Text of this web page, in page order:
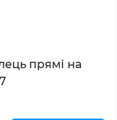
прямі на